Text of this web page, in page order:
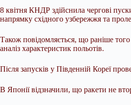
8 квітня КНДР здійснила чергові
напрямку східного узбережжя та
Також повідомляється, що раніше
аналіз характеристик польотів.
Після запусків у Південній Кореї
В Японії відзначили, що ракети не